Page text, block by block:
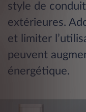
style de
extérieures.
et limiter
peuvent
énergétique​.